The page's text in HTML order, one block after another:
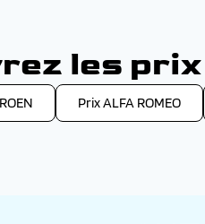
les
Prix ALFA ROMEO